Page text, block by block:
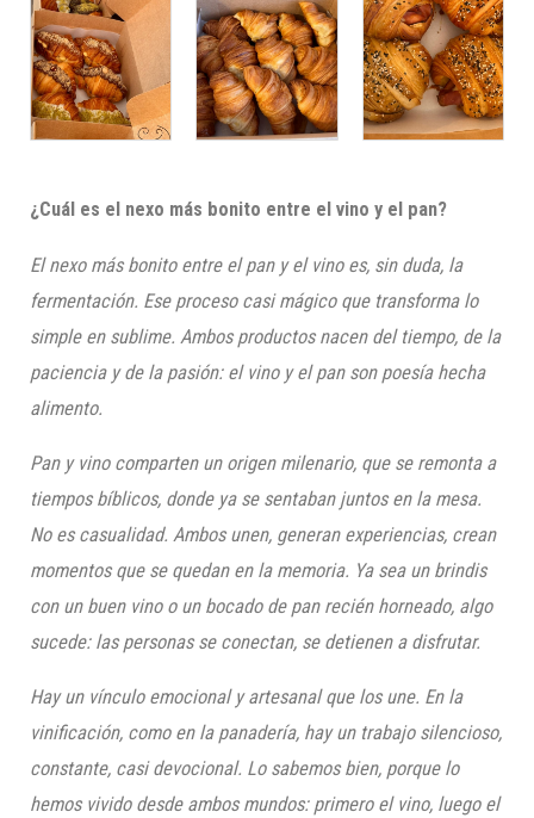
¿Cuál es el nexo más bonito entre el vino y el pan?
El nexo más bonito entre el pan y el vino es, sin duda, la
fermentación. Ese proceso casi mágico que transforma lo
simple en sublime. Ambos productos nacen del tiempo, de la
paciencia y de la pasión: el vino y el pan son poesía hecha
alimento.
Pan y vino comparten un origen milenario, que se remonta a
tiempos bíblicos, donde ya se sentaban juntos en la mesa.
No es casualidad. Ambos unen, generan experiencias, crean
momentos que se quedan en la memoria. Ya sea un brindis
con un buen vino o un bocado de pan recién horneado, algo
sucede: las personas se conectan, se detienen a disfrutar.
Hay un vínculo emocional y artesanal que los une. En la
vinificación, como en la panadería, hay un trabajo silencioso,
constante, casi devocional. Lo sabemos bien, porque lo
hemos vivido desde ambos mundos: primero el vino, luego el